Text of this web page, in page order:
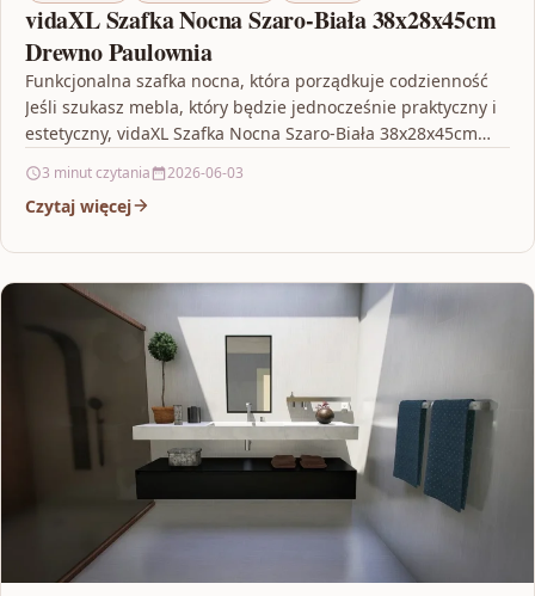
vidaXL Szafka Nocna Szaro-Biała 38x28x45cm
Drewno Paulownia
Funkcjonalna szafka nocna, która porządkuje codzienność
Jeśli szukasz mebla, który będzie jednocześnie praktyczny i
estetyczny, vidaXL Szafka Nocna Szaro-Biała 38x28x45cm
3 minut czytania 2026-06-03
Czytaj więcej